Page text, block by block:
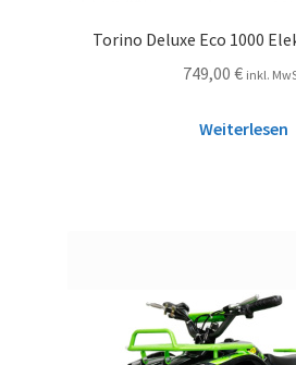
Torino Deluxe Eco 1000
749,00 € inkl.
Weiterlesen